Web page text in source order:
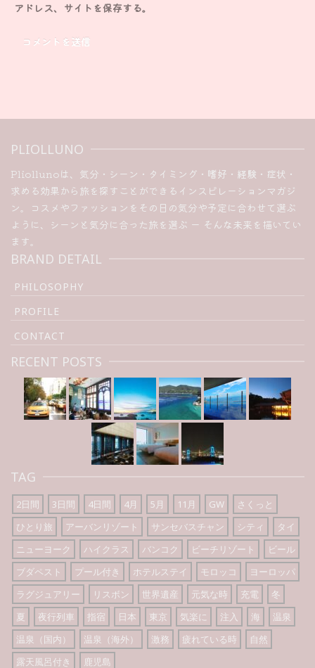
アドレス、サイトを保存する。
PLIOLLUNO
Pliollunoは、気分・シーン・タイミング・嗜好・経験・症状・
求める効果から旅を探すことができるインスピレーションマガジ
ン。コスメやファッションをその日の気分や予定に合わせて選ぶ
ように、シーンと気分に合った旅を選ぶ ー そんな未来を描いてい
ます。
BRAND DETAIL
PHILOSOPHY
PROFILE
CONTACT
RECENT POSTS
TAG
2日間 3日間 4日間 4月 5月 11月 GW
さくっと
ひとり旅
アーバンリゾート サンセバスチャン シティ
タイ
ニューヨーク
ハイクラス バンコク ビーチリゾート
ビール
ブダペスト
プール付き ホテルステイ モロッコ
ヨーロッパ
ラグジュアリー
リスボン 世界遺産 元気な時 充電
冬
夏
夜行列車 指宿 日本 東京 気楽に 注入 海
温泉
温泉（国内）
温泉（海外） 激務 疲れている時
自然
露天風呂付き
鹿児島